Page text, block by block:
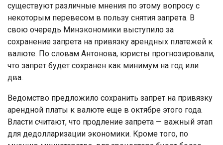
существуют различные мнения по этому вопросу с
некоторым перевесом в пользу снятия запрета. В
свою очередь Минэкономики выступило за
сохранение запрета на привязку арендных платежей к
валюте. По словам Антонова, юристы прогнозировали,
что запрет будет сохранен как минимум на год или
два.
Ведомство предложило сохранить запрет на привязку
арендной платы к валюте еще в октябре этого года.
Власти считают, что продление запрета — важный этап
для дедолларизации экономики. Кроме того, по